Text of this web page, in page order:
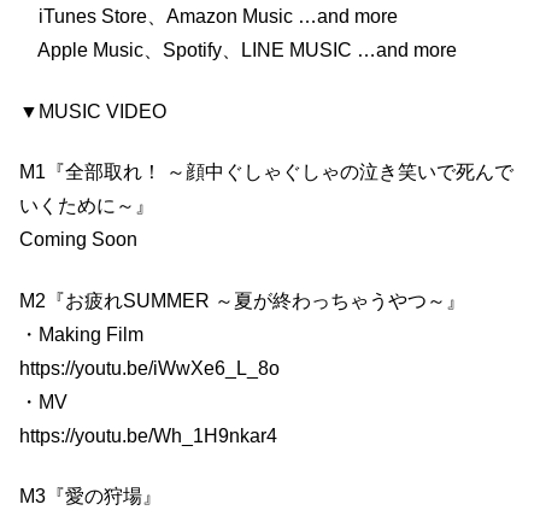
iTunes Store、Amazon Music …and more
Apple Music、Spotify、LINE MUSIC …and more
▼MUSIC VIDEO
M1『全部取れ！ ～顔中ぐしゃぐしゃの泣き笑いで死んで
いくために～』
Coming Soon
M2『お疲れSUMMER ～夏が終わっちゃうやつ～』
・Making Film
https://youtu.be/iWwXe6_L_8o
・MV
https://youtu.be/Wh_1H9nkar4
M3『愛の狩場』